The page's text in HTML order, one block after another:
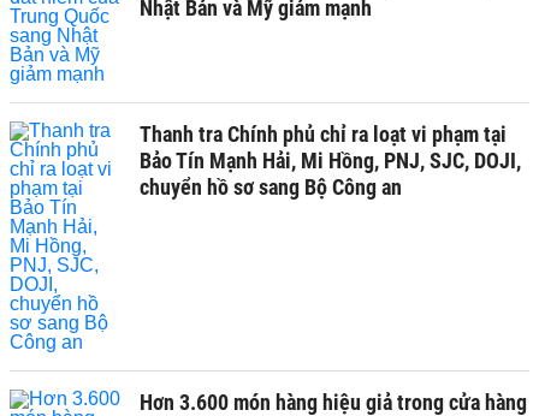
Nhật Bản và Mỹ giảm mạnh
Thanh tra Chính phủ chỉ ra loạt vi phạm tại
Bảo Tín Mạnh Hải, Mi Hồng, PNJ, SJC, DOJI,
chuyển hồ sơ sang Bộ Công an
Hơn 3.600 món hàng hiệu giả trong cửa hàng